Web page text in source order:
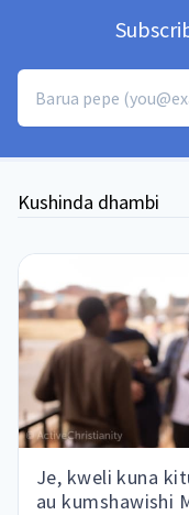
Kushinda dhambi
Je, kweli kuna
au kumshawishi